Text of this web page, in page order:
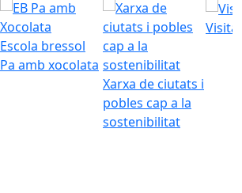
Escola bressol
Pa amb xocolata
Xarxa de ciutats i
pobles cap a la
sostenibilitat
Visita